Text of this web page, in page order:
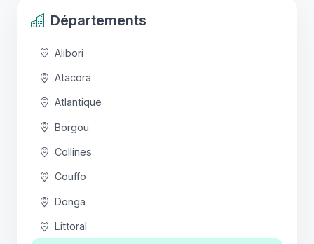
Départements
Alibori
Atacora
Atlantique
Borgou
Collines
Couffo
Donga
Littoral